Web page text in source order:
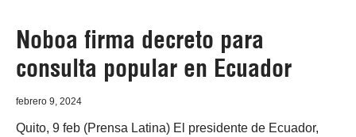
Noboa firma decreto para
consulta popular en Ecuador
febrero 9, 2024
Quito, 9 feb (Prensa Latina) El presidente de Ecuador,